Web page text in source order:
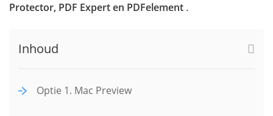
Protector, PDF Expert en PDFelement .
Inhoud
Optie 1. Mac Preview